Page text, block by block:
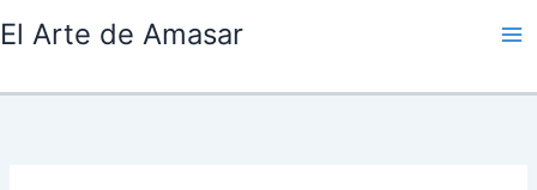
al
El Arte de Amasar